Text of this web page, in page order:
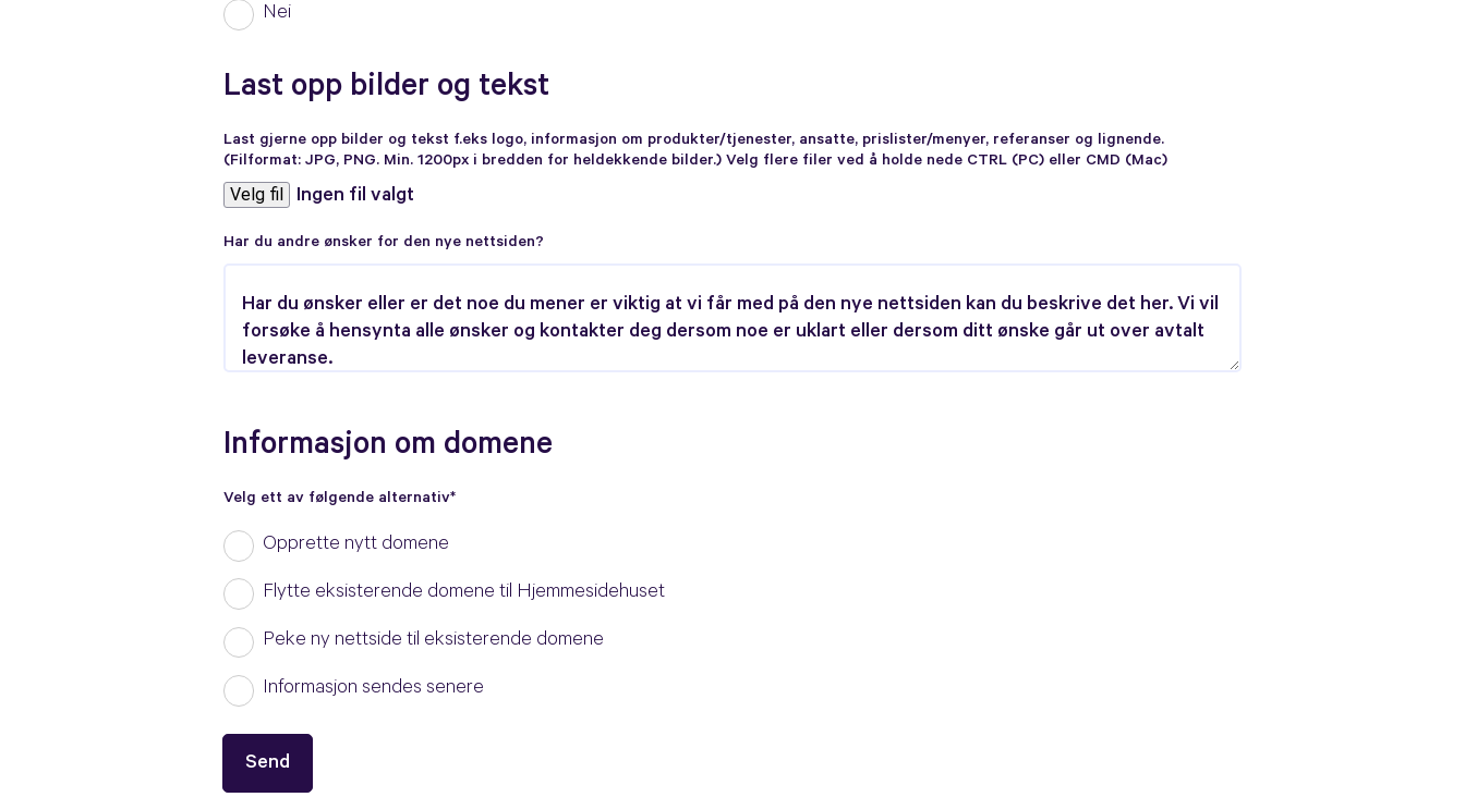
Nei
Last opp bilder og tekst
Last gjerne opp bilder og tekst f.eks logo, informasjon om produkter/tjenester, ansatte, prislister/menyer, referanser og lignende.
(Filformat: JPG, PNG. Min. 1200px i bredden for heldekkende bilder.) Velg flere filer ved å holde nede CTRL (PC) eller CMD (Mac)
Velg fil Ingen fil valgt
Har du andre ønsker for den nye nettsiden?
Informasjon om domene
Velg ett av følgende alternativ*
Opprette nytt domene
Flytte eksisterende domene til Hjemmesidehuset
Peke ny nettside til eksisterende domene
Informasjon sendes senere